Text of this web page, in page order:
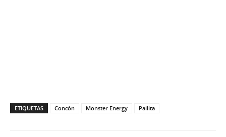
ETIQUETAS Concón Monster Energy Pailita